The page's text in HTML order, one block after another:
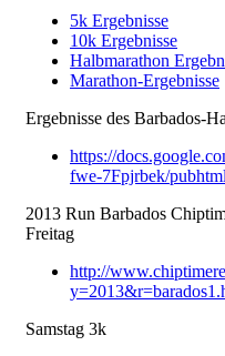
5k Ergebnisse
10k Ergebnisse
Halbmarathon
Marathon-Ergebnisse
Ergebnisse des Barbados-
https://
fwe-7Fpjrbek/pubhtml
2013 Run Barbados
Freitag
http://
Samstag 3k